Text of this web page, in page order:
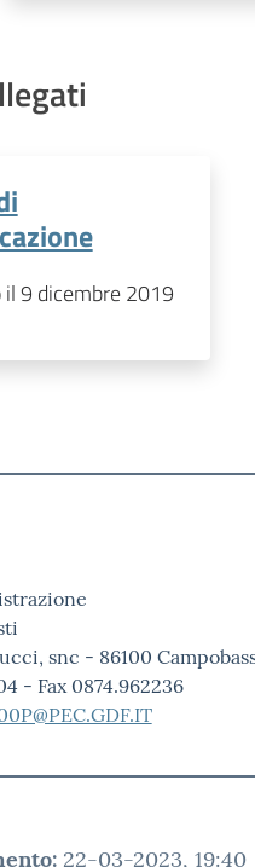
il 9 dicembre 2019
snc - 86100
- Fax 0874.962236
: 22-03-2023, 19:40